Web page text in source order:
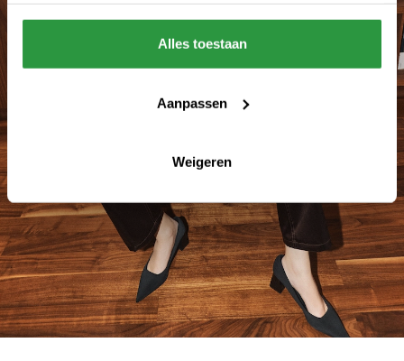
Alles toestaan
Aanpassen
Weigeren